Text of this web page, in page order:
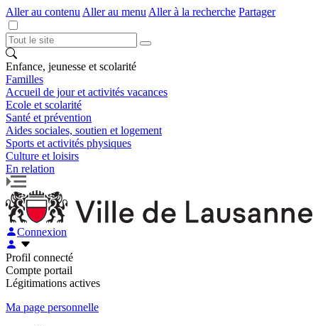
Aller au contenu Aller au menu Aller à la recherche Partager
Enfance, jeunesse et scolarité
Familles
Accueil de jour et activités vacances
Ecole et scolarité
Santé et prévention
Aides sociales, soutien et logement
Sports et activités physiques
Culture et loisirs
En relation
Connexion
Profil connecté
Compte portail
Légitimations actives
Ma page personnelle